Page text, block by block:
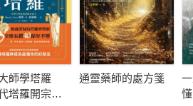
驗證明，整個宇宙都瀰漫著一種所謂
為集體意識。幾十年來，各種領域的科
，在世界各地精心設計、執行各式實
來看，所有生物全都是一股能量場裡
場像是動力機，啟動我們本質和意識
師學塔羅
塔羅開宗經
通靈藥師的處方箋